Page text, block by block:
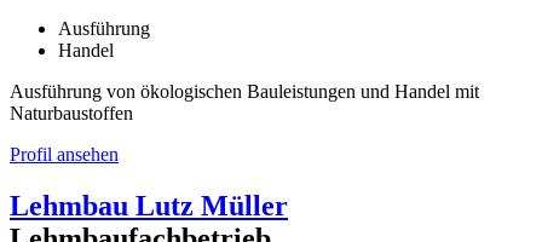
Ausführung
Handel
Ausführung von ökologischen Bauleistungen und Handel mit
Naturbaustoffen
Profil ansehen
Lehmbau Lutz Müller